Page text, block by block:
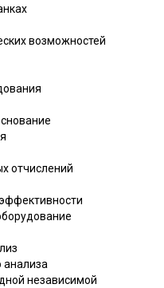
возможностей
отчислений
анализа
независимой